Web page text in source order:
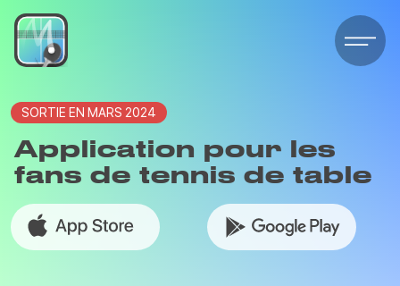
SORTIE EN MARS 2024
Application pour les
fans de tennis de table